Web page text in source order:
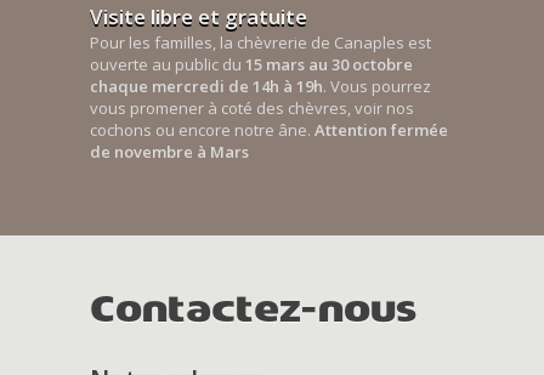
Visite libre et gratuite
Pour les familles, la chèvrerie de Canaples est
ouverte au public du 15 mars au 30 octobre
chaque mercredi de 14h à 19h. Vous pourrez
vous promener à coté des chèvres, voir nos
cochons ou encore notre âne. Attention fermée
de novembre à Mars
Contactez-nous